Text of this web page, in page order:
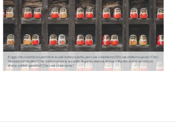
E oggi, che ci battiamo perché le scuole restino aperte, per cosa ci battiamo? Di cosa abbiamo paura? Che i
bambini non studino? Che si interrompa la sacralità di questo sistema sforna-cittadini, sforna-lavoratori,
sforna-soldati operativi? Che cosa vi spaventa?